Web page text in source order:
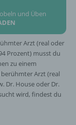
und Üben
Arzt (real oder
Prozent) musst du
zu einem
Arzt (real
Dr. House oder Dr.
wird, findest du